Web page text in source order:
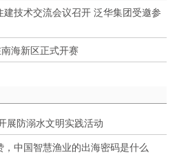
技术交流会议召开 泛华集团受邀参
海新区正式开赛
展防溺水文明实践活动
中国智慧渔业的出海密码是什么